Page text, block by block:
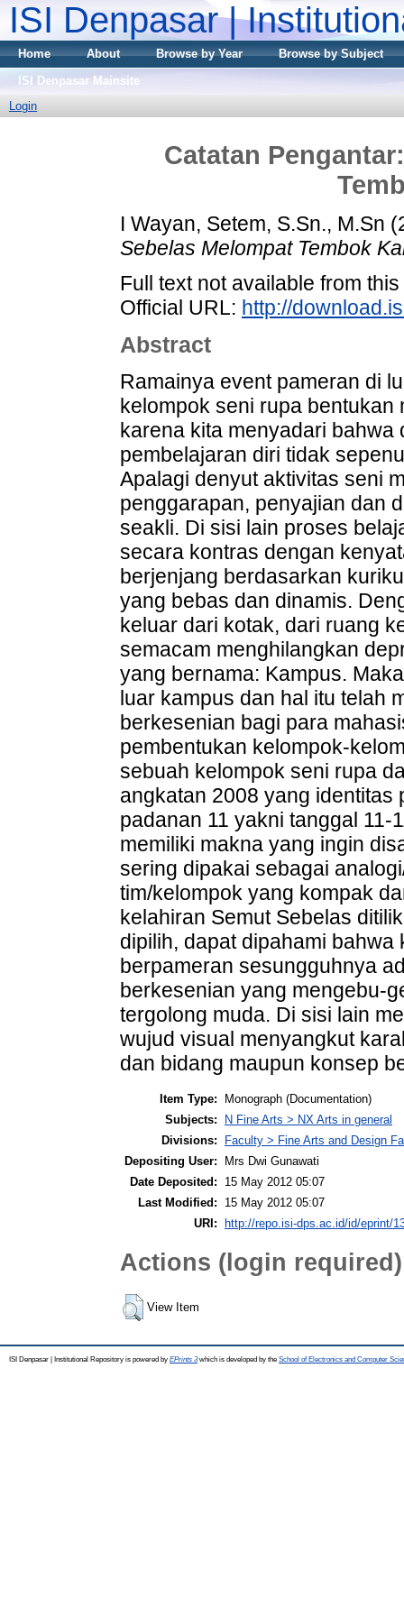
ISI Denpasar |
Home About Browse by Year
Browse by Subject
ISI Denpasar Mainsite
Login
Catatan
I Wayan, Setem, S.Sn., M.Sn
Sebelas Melompat Tembok
Full text not available from
Official URL: http://
Abstract
Ramainya event pameran di
kelompok seni rupa bentukan
karena kita menyadari
pembelajaran diri tidak
Apalagi denyut aktivitas seni
penggarapan, penyajian dan
seakli. Di sisi lain proses
secara kontras dengan
berjenjang berdasarkan
yang bebas dan dinamis.
keluar dari kotak, dari ruang
semacam menghilangkan
yang bernama: Kampus.
luar kampus dan hal itu telah
berkesenian bagi para
pembentukan kelompok-
sebuah kelompok seni rupa
angkatan 2008 yang
padanan 11 yakni tanggal 11-
memiliki makna yang ingin
sering dipakai sebagai
tim/kelompok yang kompak
kelahiran Semut Sebelas
dipilih, dapat dipahami
berpameran sesungguhnya
berkesenian yang mengebu-
tergolong muda. Di sisi lain
wujud visual menyangkut
dan bidang maupun konsep
Item Type:
Monograph (Documentation)
Subjects:
N Fine Arts > NX Arts in general
Divisions:
Faculty > Fine Arts and Design
Depositing User:
Mrs Dwi Gunawati
Date Deposited:
15 May 2012 05:07
Last Modified:
15 May 2012 05:07
URI:
http://repo.isi-dps.ac.id/id/eprint/
Actions (login required)
View Item
ISI Denpasar | Institutional Repository is powered by EPrints 3which is developed by the School of Electronics and Computer